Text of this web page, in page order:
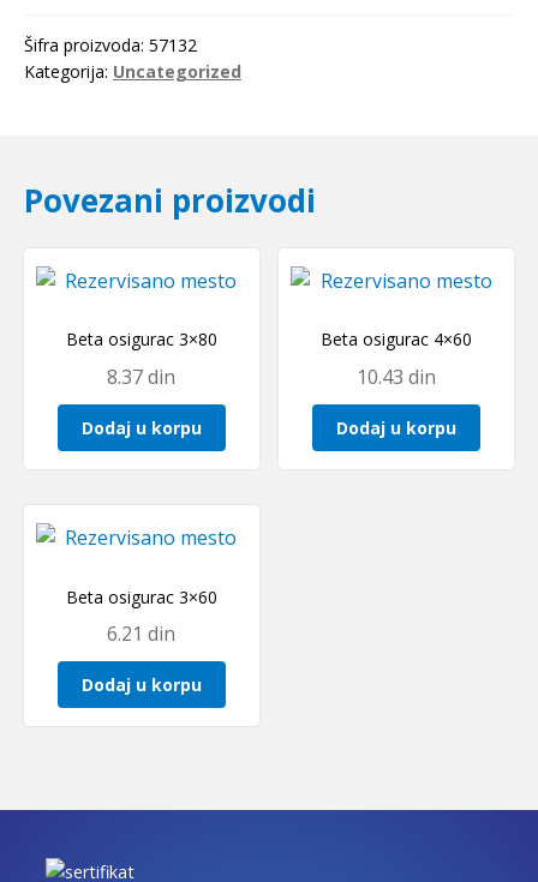
Šifra proizvoda: 57132
Kategorija: Uncategorized
Povezani proizvodi
Beta osigurac 3×80
8.37din
Dodaj u korpu
Beta osigurac 4×60
10.43din
Dodaj u korpu
Beta osigurac 3×60
6.21din
Dodaj u korpu